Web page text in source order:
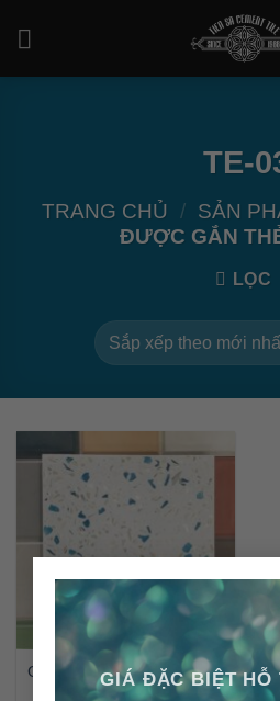
GIÁ ĐẶC BIỆT HỖ
TE-
TRANG CHỦ / SẢN
ĐƯỢC GẮN
LỌC
Gạch đá mài nội thất lát nền
TE-03